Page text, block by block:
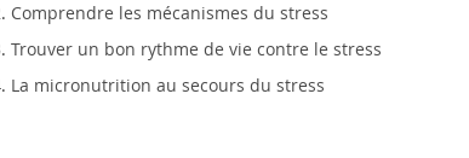
Comprendre les mécanismes du stress
Trouver un bon rythme de vie contre le stress
La micronutrition au secours du stress